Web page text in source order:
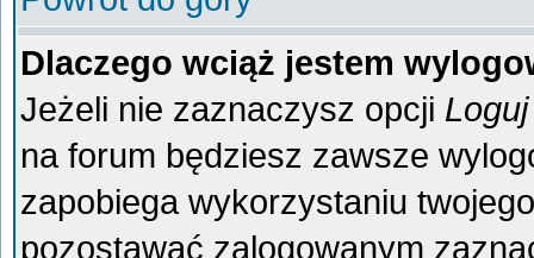
Dlaczego wciąż jestem
Jeżeli nie zaznaczysz opcji
na forum będziesz zawsze
zapobiega wykorzystaniu
pozostawać zalogowanym